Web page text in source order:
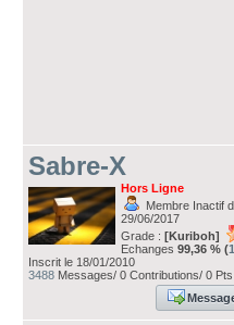
Sabre-X
Hors Ligne
Membre Inactif
29/06/2017
Grade : [Kuriboh]
Echanges 99,36 % (
Inscrit le 18/01/2010
3488 Messages/ 0 Contributions/ 0 Pts